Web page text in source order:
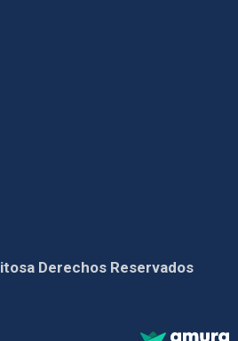
Derechos Reservados